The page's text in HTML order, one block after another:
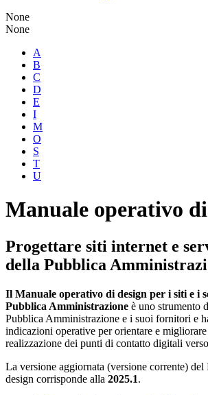
None
None
A
B
C
D
E
I
M
O
S
T
U
Manuale operativo
Progettare siti internet e
della Pubblica
Il Manuale operativo di design per i siti e i
Pubblica Amministrazione è uno strumento
Pubblica Amministrazione e i suoi fornitori e
indicazioni operative per orientare e
realizzazione dei punti di contatto digitali
La versione aggiornata (versione corrente)
design corrisponde alla 2025.1.